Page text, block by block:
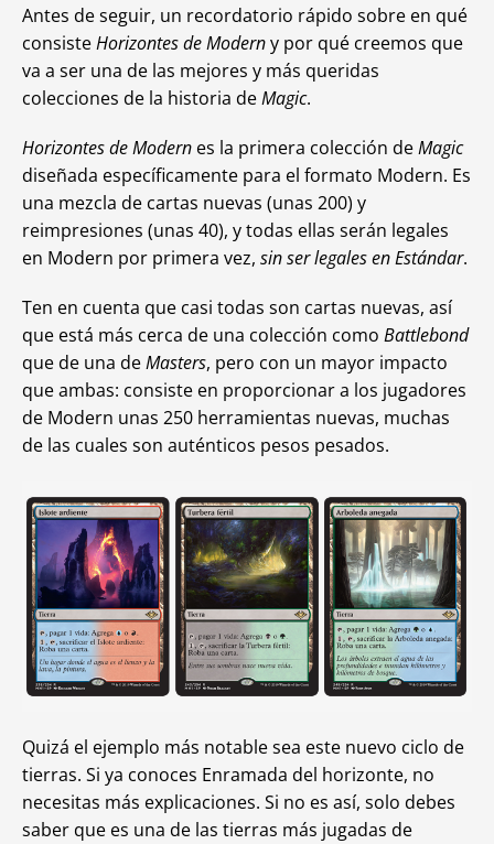
Antes de seguir, un recordatorio rápido sobre en qué
consisteHorizontes de Moderny por qué creemos que
va a ser una de las mejores y más queridas
colecciones de la historia deMagic.
Horizontes de Modern es la primera colección deMagic
diseñada específicamente para el formato Modern. Es
una mezcla de cartas nuevas (unas 200) y
reimpresiones (unas 40), y todas ellas serán legales
en Modern por primera vez, sin ser legales en Estándar.
Ten en cuenta que casi todas son cartas nuevas, así
que está más cerca de una colección como Battlebond
que de una deMasters, pero con un mayor impacto
que ambas: consiste en proporcionar a los jugadores
de Modern unas 250 herramientas nuevas, muchas
de las cuales son auténticos pesos pesados.
Quizá el ejemplo más notable sea este nuevo ciclo de
tierras. Si ya conoces Enramada del horizonte, no
necesitas más explicaciones. Si no es así, solo debes
saber que es una de las tierras más jugadas de